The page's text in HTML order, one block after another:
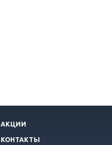
АКЦИИ
КОНТАКТЫ